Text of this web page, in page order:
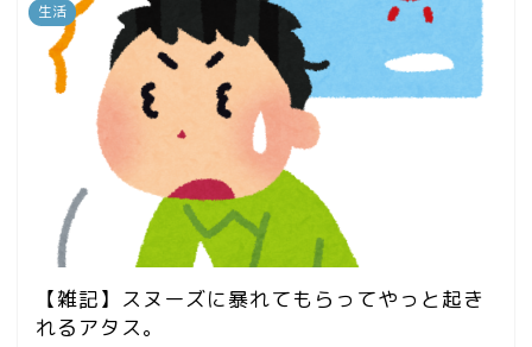
生活
【雑記】スヌーズに暴れてもらってやっと起き
れるアタス。